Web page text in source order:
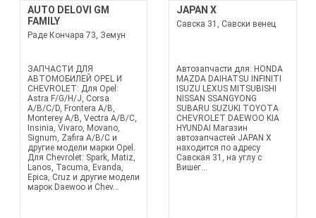
AUTO DELOVI GM
FAMILY
Раде Кончара 73, Земун
ЗАПЧАСТИ ДЛЯ
АВТОМОБИЛЕЙ OPEL И
CHEVROLET: Для Opel:
Astra F/G/H/J, Corsa
A/B/C/D, Frontera A/B,
Monterey A/B, Vectra A/B/C,
Insinia, Vivaro, Movano,
Signum, Zafira A/B/C и
другие модели марки Opel.
Для Chevrolet: Spark, Matiz,
Lanos, Tacuma, Evanda,
Epica, Cruz и другие модели
марок Daewoo и Chev...
JAPAN X
Савска 31, Савски венец
Автозапчасти для: HONDA
MAZDA DAIHATSU INFINITI
ISUZU LEXUS MITSUBISHI
NISSAN SSANGYONG
SUBARU SUZUKI TOYOTA
CHEVROLET DAEWOO KIA
HYUNDAI Магазин
автозапчастей JAPAN X
находится по адресу
Савская 31, на углу с
Вишег...